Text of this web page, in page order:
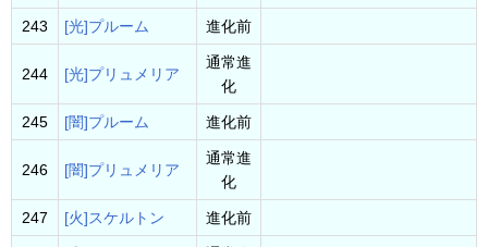
243 [光]プルーム 進化前
244 [光]プリュメリア
通常進
化
245 [闇]プルーム 進化前
246 [闇]プリュメリア
通常進
化
247 [火]スケルトン 進化前